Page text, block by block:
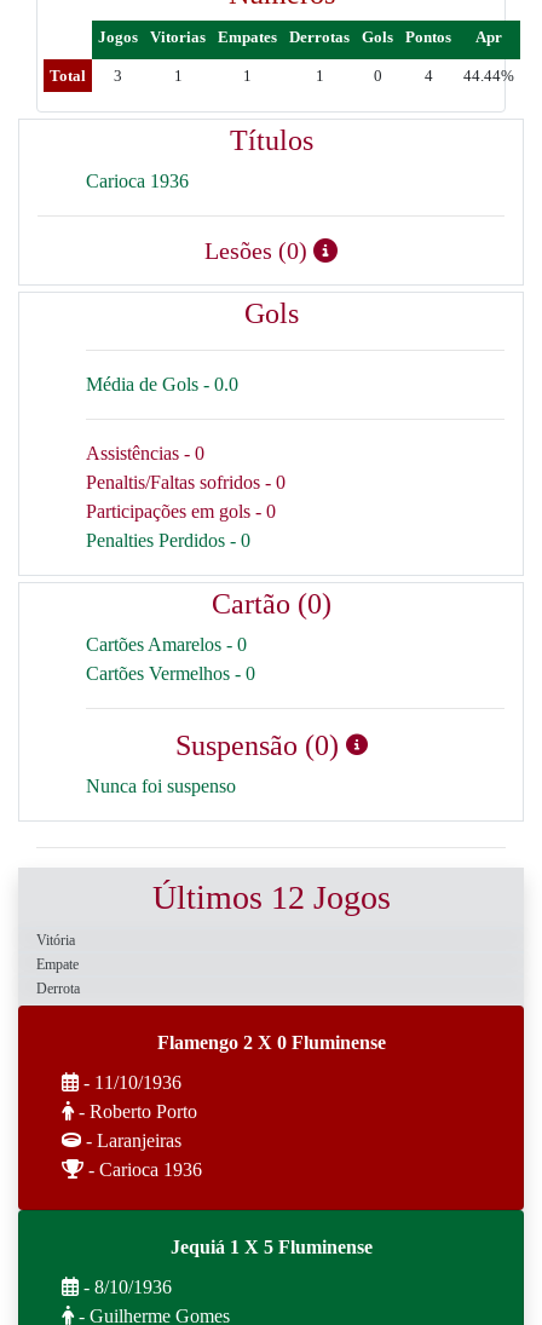
Jogos Vitorias Empates Derrotas Gols Pontos Apr
Total 3 1 1 1 0 4 44.44%
Títulos
Carioca 1936
Lesões (0)
Gols
Média de Gols - 0.0
Assistências - 0
Penaltis/Faltas sofridos - 0
Participações em gols - 0
Penalties Perdidos - 0
Cartão (0)
Cartões Amarelos - 0
Cartões Vermelhos - 0
Suspensão (0)
Nunca foi suspenso
Últimos 12 Jogos
Vitória
Empate
Derrota
Flamengo 2 X 0 Fluminense
- 11/10/1936
- Roberto Porto
- Laranjeiras
- Carioca 1936
Jequiá 1 X 5 Fluminense
- 8/10/1936
- Guilherme Gomes